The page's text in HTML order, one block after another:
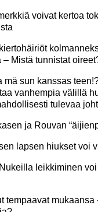
voivat kertoa
– Mistä tunnistat
mä sun kanssas
vanhempia välillä
tulevaa
ja Rouvan
lapsen hiukset voi
leikkiminen
tempaavat mukaansa